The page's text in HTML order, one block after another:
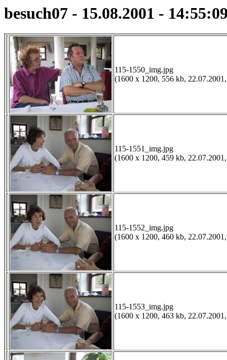
besuch07 - 15.08.2001 -
115-1550_img.jpg
(1600 x 1200, 556 kb,
115-1551_img.jpg
(1600 x 1200, 459 kb,
115-1552_img.jpg
(1600 x 1200, 460 kb,
115-1553_img.jpg
(1600 x 1200, 463 kb,